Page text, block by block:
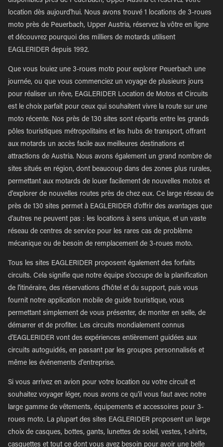
location dès aujourd'hui. Nous avons trouvé 1 locations de 3-roues
moto près de Peuerbach, Upper Austria, réservez la vôtre en ligne
et découvrez pourquoi des milliers de motards utilisent
EAGLERIDER depuis 1992.
Que vous louiez une 3-roues moto pour explorer Peuerbach une
journée, ou que vous commenciez un voyage de plusieurs jours
pour réaliser un rêve, EAGLERIDER Location de Motos et Circuits
est le choix parfait pour ceux qui souhaitent vivre la route sur une
moto récente. Nos près de 130 sites sont répartis entre les grands
pôles touristiques métropolitains et les hubs de transport, offrant
aux motards un accès facile aux meilleures destinations et
attractions de Austria. Nous avons également un grand nombre de
sites situés en région, dont beaucoup dans des zones plus rurales,
permettant aux motards de louer facilement de nouvelles motos et
d'explorer de nouvelles routes près de chez eux. Ce large réseau de
près de 130 sites permet à EAGLERIDER d'offrir des avantages que
d'autres ne peuvent pas : les locations à sens unique, et un vaste
réseau de centres de service pour les rares cas de problème
mécanique ou de besoin de remplacement de 3-roues moto.
Tous les sites EAGLERIDER proposent également des forfaits
circuits. Cela signifie que notre équipe s'occupe de la planification
de l'itinéraire, des réservations d'hôtel et du support, puis vous
fournit notre application mobile de guide touristique, vous
permettant simplement de vous présenter, de monter en selle, de
démarrer et de profiter. Les circuits mondialement connus
d'EAGLERIDER vont des expériences entièrement guidées aux
circuits autoguidés, en passant par les groupes personnalisés et
même les événements d'entreprise.
Si vous arrivez en avion pour votre location ou votre circuit et
souhaitez voyager léger, nous avons ce qu'il vous faut avec notre
large gamme de vêtements, équipements et accessoires pour 3-
roues moto. La plupart des sites EAGLERIDER proposent un large
choix de casques, bottes, gants, lunettes de soleil, vestes, t-shirts,
casquettes et tout ce dont vous avez besoin pour avoir une belle